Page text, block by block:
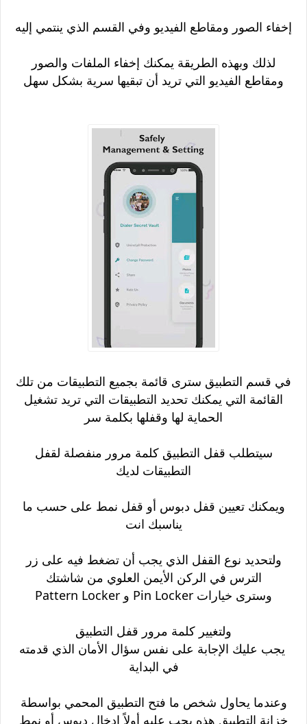
إخفاء الصور ومقاطع الفيديو وفي القسم الذي ينتمي إليه
لذلك وبهذه الطريقة يمكنك إخفاء الملفات والصور
ومقاطع الفيديو التي تريد أن تبقيها سرية بشكل سهل
في قسم التطبيق سترى قائمة بجميع التطبيقات من تلك
القائمة التي يمكنك تحديد التطبيقات التي تريد تشغيل
الحماية لها وقفلها بكلمة سر
سيتطلب قفل التطبيق كلمة مرور منفصلة لقفل
التطبيقات لديك
ويمكنك تعيين قفل دبوس أو قفل نمط على حسب ما
يناسبك انت
ولتحديد نوع القفل الذي يجب أن تضغط فيه على زر
الترس في الركن الأيمن العلوي من شاشتك
وسترى خيارات Pin Locker و Pattern Locker
ولتغيير كلمة مرور قفل التطبيق
يجب عليك الإجابة على نفس سؤال الأمان الذي قدمته
في البداية
وعندما يحاول شخص ما فتح التطبيق المحمي بواسطة
خزانة التطبيق هذه يجب عليه أولاً إدخال دبوس أو نمط